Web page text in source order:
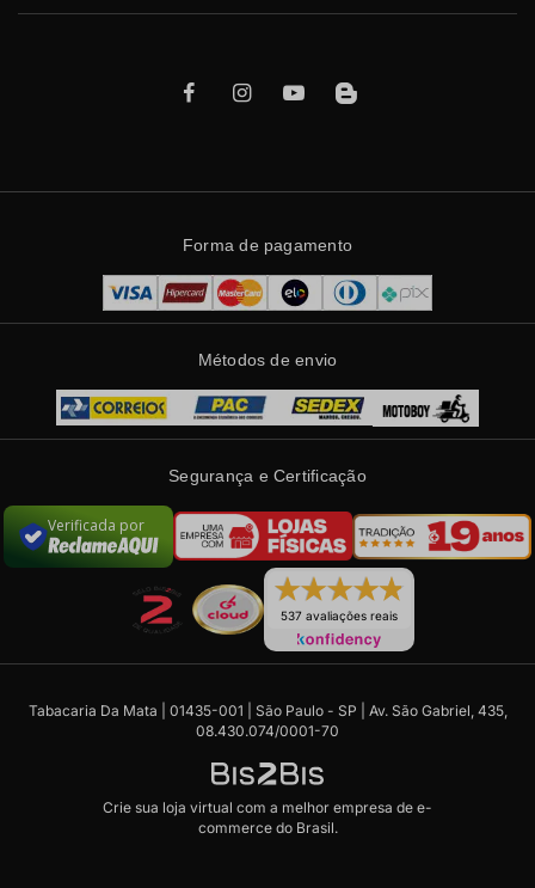
Forma de pagamento
Métodos de envio
Segurança e Certificação
Verificada por
537 avaliações reais
Tabacaria Da Mata | 01435-001 | São Paulo - SP | Av. São Gabriel, 435,
08.430.074/0001-70
Crie sua loja virtual com a melhor empresa de e-
commerce do Brasil.